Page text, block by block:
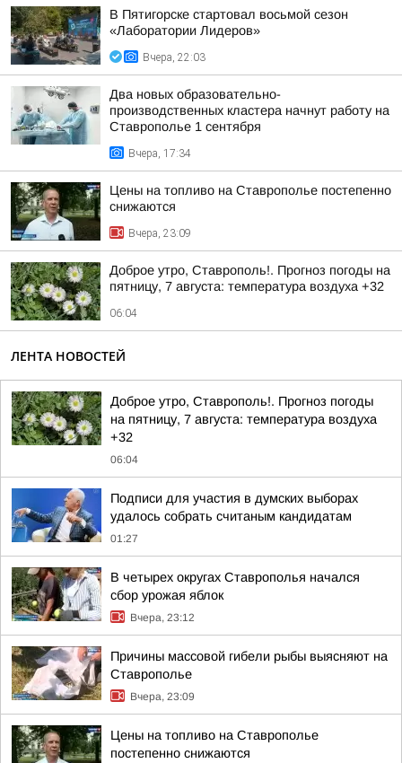
В Пятигорске стартовал восьмой сезон
«Лаборатории Лидеров»
Вчера, 22:03
Два новых образовательно-
производственных кластера начнут работу на
Ставрополье 1 сентября
Вчера, 17:34
Цены на топливо на Ставрополье постепенно
снижаются
Вчера, 23:09
Доброе утро, Ставрополь!. Прогноз погоды на
пятницу, 7 августа: температура воздуха +32
06:04
ЛЕНТА НОВОСТЕЙ
Доброе утро, Ставрополь!. Прогноз погоды
на пятницу, 7 августа: температура воздуха
+32
06:04
Подписи для участия в думских выборах
удалось собрать считаным кандидатам
01:27
В четырех округах Ставрополья начался
сбор урожая яблок
Вчера, 23:12
Причины массовой гибели рыбы выясняют на
Ставрополье
Вчера, 23:09
Цены на топливо на Ставрополье
постепенно снижаются